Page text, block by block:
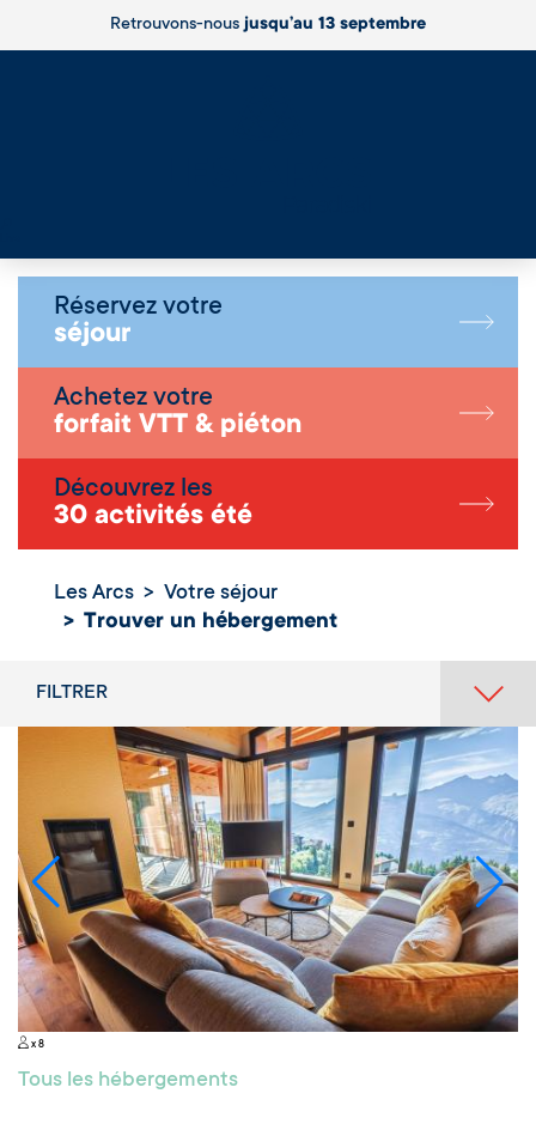
Retrouvons-nousjusqu’au 13 septembre
Réservez votre
séjour
Achetez votre
forfait VTT & piéton
Découvrez les
30 activités été
Les Arcs
Votre séjour
Trouver un hébergement
Trouver un
FILTRER
x 8
Tous les hébergements